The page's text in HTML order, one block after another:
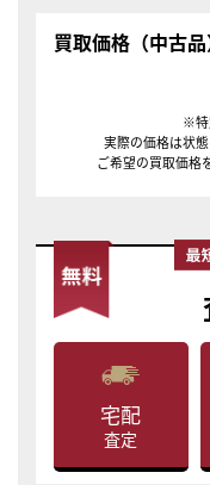
買取価格（中古品
※特
実際の価格は状
ご希望の買取価格
宅配
査定